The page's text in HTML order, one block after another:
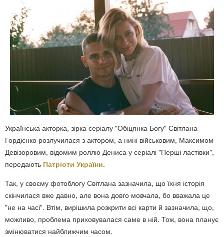
Українська акторка, зірка серіалу "Обіцянка Богу" Світлана
Гордієнко розлучилася з актором, а нині військовим, Максимом
Девізоровим, відомим роллю Дениса у серіалі "Перші ластівки",
передають Патріоти України.
Так, у своєму фотоблогу Світлана зазначила, що їхня історія
скінчилася вже давно, але вона довго мовчала, бо вважала це
"не на часі". Втім, вирішила розкрити всі карти й зазначила, що,
можливо, проблема приховувалася саме в ній. Тож, вона планує
змінюватися найближчим часом.